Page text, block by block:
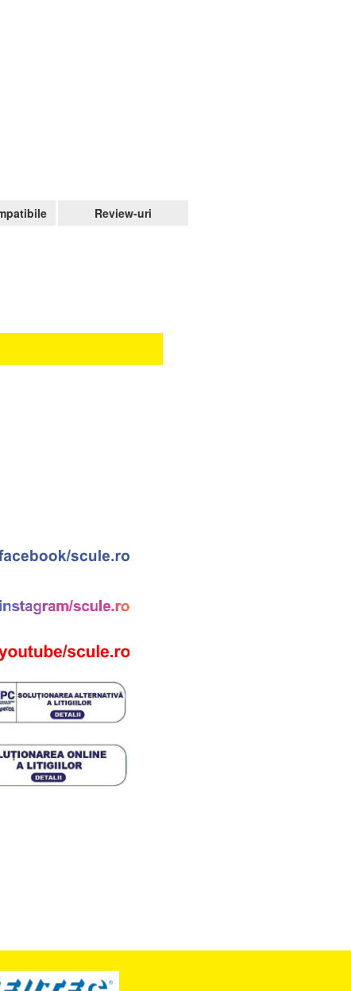
Review-uri